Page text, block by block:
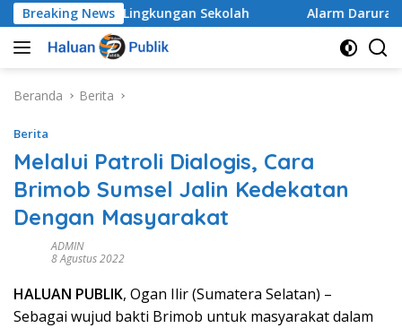
Langsung
ke
konten
Breaking News
di Lingkungan Sekolah Alarm Darurat Mutu
Beranda Berita
Berita
Melalui Patroli Dialogis, Cara
Brimob Sumsel Jalin Kedekatan
Dengan Masyarakat
ADMIN
8 Agustus 2022
HALUAN PUBLIK, Ogan Ilir (Sumatera Selatan) –
Sebagai wujud bakti Brimob untuk masyarakat dalam